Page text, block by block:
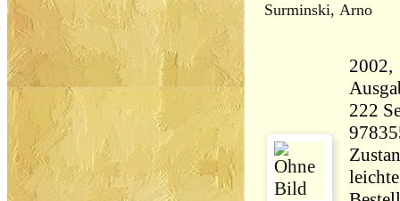
Surminski, Arno
2002,
222 Seiten